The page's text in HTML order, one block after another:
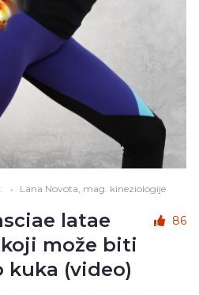
• Lana Novota, mag. kineziologije
latae
može biti
kuka (video)
86